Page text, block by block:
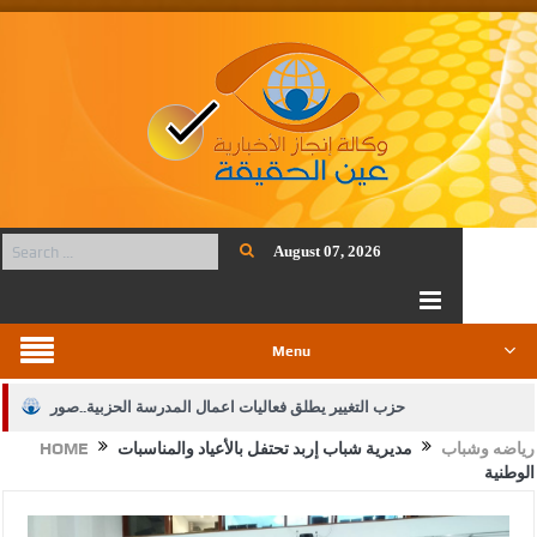
August 07, 2026
Menu
حزب التغيير يطلق فعاليات اعمال المدرسة الحزبية..صور
الجيش يفتح باب التجنيد لحملة البكالوريوس في الحقوق والقانون
HOME رياضه وشباب
مديرية شباب إربد تحتفل بالأعياد والمناسبات
الوطنية